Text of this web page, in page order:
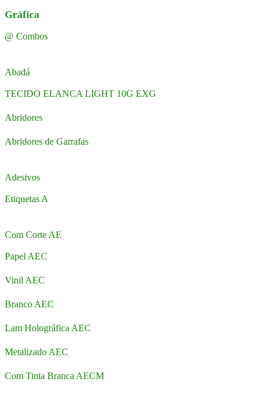
Gráfica
@ Combos
Abadá
TECIDO ELANCA LIGHT 10G EXG
Abridores
Abridores de Garrafas
Adesivos
Etiquetas A
Com Corte AE
Papel AEC
Vinil AEC
Branco AEC
Lam Holográfica AEC
Metalizado AEC
Com Tinta Branca AECM